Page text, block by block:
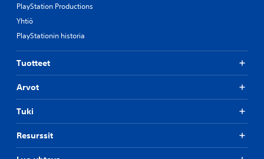
PlayStation Productions
Yhtiö
PlayStationin historia
Tuotteet
Arvot
Tuki
Resurssit